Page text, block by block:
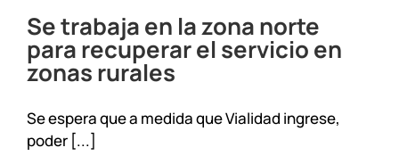
Se trabaja en la zona norte
para recuperar el servicio en
zonas rurales
Se espera que a medida que Vialidad ingrese,
poder [...]